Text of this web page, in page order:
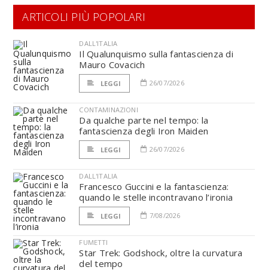
ARTICOLI PIÙ POPOLARI
DALL'ITALIA
Il Qualunquismo sulla fantascienza di
Mauro Covacich
LEGGI 26/07/2026
CONTAMINAZIONI
Da qualche parte nel tempo: la
fantascienza degli Iron Maiden
LEGGI 26/07/2026
DALL'ITALIA
Francesco Guccini e la fantascienza:
quando le stelle incontravano l’ironia
LEGGI 7/08/2026
FUMETTI
Star Trek: Godshock, oltre la curvatura
del tempo